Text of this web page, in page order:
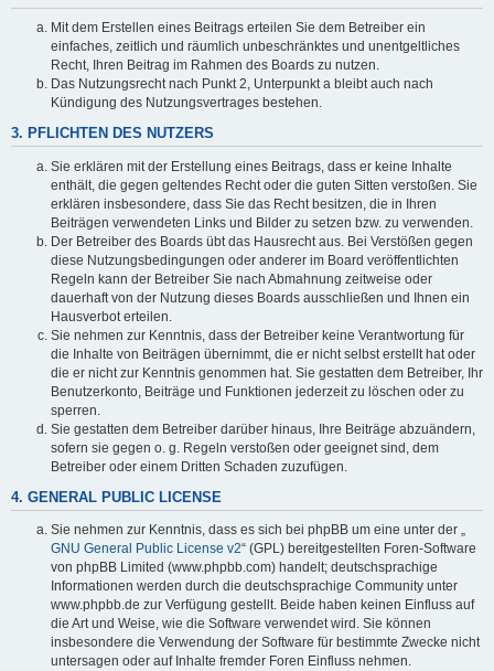
Mit dem Erstellen eines Beitrags erteilen Sie dem Betreiber ein
einfaches, zeitlich und räumlich unbeschränktes und unentgeltliches
Recht, Ihren Beitrag im Rahmen des Boards zu nutzen.
Das Nutzungsrecht nach Punkt 2, Unterpunkt a bleibt auch nach
Kündigung des Nutzungsvertrages bestehen.
3. PFLICHTEN DES NUTZERS
Sie erklären mit der Erstellung eines Beitrags, dass er keine Inhalte
enthält, die gegen geltendes Recht oder die guten Sitten verstoßen. Sie
erklären insbesondere, dass Sie das Recht besitzen, die in Ihren
Beiträgen verwendeten Links und Bilder zu setzen bzw. zu verwenden.
Der Betreiber des Boards übt das Hausrecht aus. Bei Verstößen gegen
diese Nutzungsbedingungen oder anderer im Board veröffentlichten
Regeln kann der Betreiber Sie nach Abmahnung zeitweise oder
dauerhaft von der Nutzung dieses Boards ausschließen und Ihnen ein
Hausverbot erteilen.
Sie nehmen zur Kenntnis, dass der Betreiber keine Verantwortung für
die Inhalte von Beiträgen übernimmt, die er nicht selbst erstellt hat oder
die er nicht zur Kenntnis genommen hat. Sie gestatten dem Betreiber, Ihr
Benutzerkonto, Beiträge und Funktionen jederzeit zu löschen oder zu
sperren.
Sie gestatten dem Betreiber darüber hinaus, Ihre Beiträge abzuändern,
sofern sie gegen o. g. Regeln verstoßen oder geeignet sind, dem
Betreiber oder einem Dritten Schaden zuzufügen.
4. GENERAL PUBLIC LICENSE
Sie nehmen zur Kenntnis, dass es sich bei phpBB um eine unter der „
GNU General Public License v2“ (GPL) bereitgestellten Foren-Software
von phpBB Limited (www.phpbb.com) handelt; deutschsprachige
Informationen werden durch die deutschsprachige Community unter
www.phpbb.de zur Verfügung gestellt. Beide haben keinen Einfluss auf
die Art und Weise, wie die Software verwendet wird. Sie können
insbesondere die Verwendung der Software für bestimmte Zwecke nicht
untersagen oder auf Inhalte fremder Foren Einfluss nehmen.